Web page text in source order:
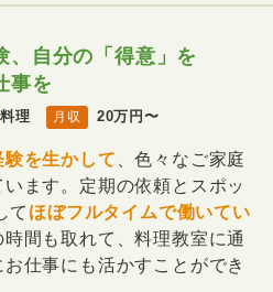
、自分の「得意」を
事を
料理 月収 20万円〜
を生かして 、色々なご家庭
ます。定期の依頼とスポッ
て ほぼフルタイムで働いてい
間も取れて、料理教室に通
仕事にも活かすことができ